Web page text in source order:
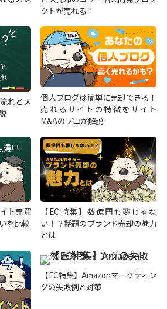
クトが売れる！
れとメ
個人ブログは簡単に売却できる！
売れるサイトの特徴をサイト
M&Aのプロが解説
ト売買
を比較
【EC特集】数億円も夢じゃな
い！？話題のブランド売却の魅力
とは
【EC特集】Amazonマーケティン
グの失敗例と対策